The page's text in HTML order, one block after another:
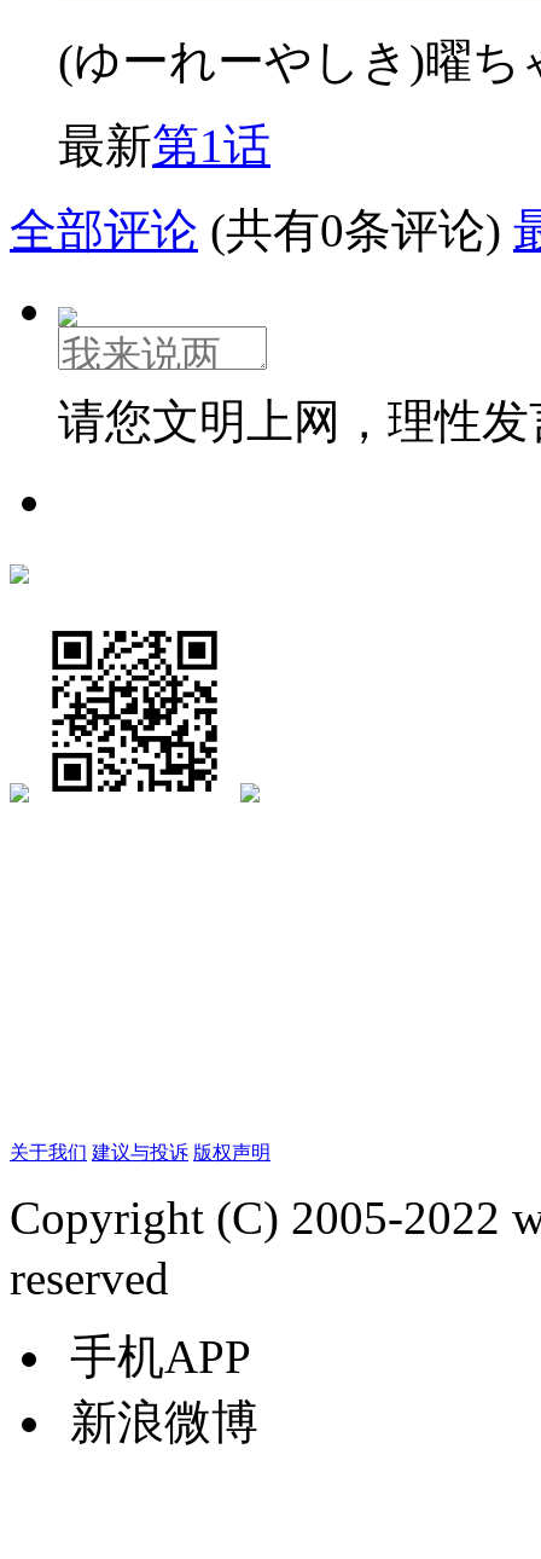
(ゆーれーやしき)曜
最新第1话
全部评论 (共有0条评论)
请您文明上网，理性
关于我们 建议与投诉 版权声明
Copyright (C) 2005-2022
reserved
手机APP
新浪微博